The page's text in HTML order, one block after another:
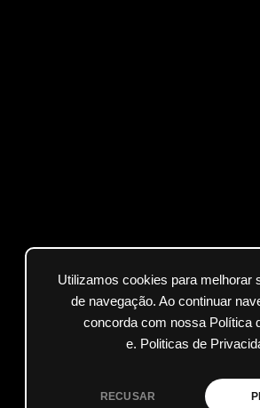
Utilizamos cookies para melhorar
de navegação. Ao continuar
concorda com nossa Política
e. Politicas de
RECUSAR